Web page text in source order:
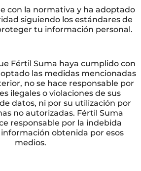
con la normativa y ha adoptado
siguiendo los estándares de
tu información personal.
Fértil Suma haya cumplido con
las medidas mencionadas
no se hace responsable por
ilegales o violaciones de sus
datos, ni por su utilización por
no autorizadas. Fértil Suma
responsable por la indebida
obtenida por esos
medios.